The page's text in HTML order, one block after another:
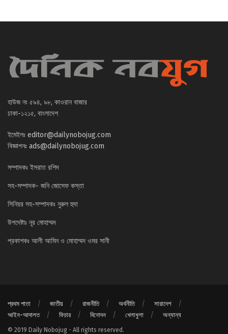
হাউজ নং ৫৯৪, ৯৮, কাওরান বাজার
ঢাকা-১২১৫, বাংলাদেশ
ইমেইলঃ editor@dailynobojug.com
বিজ্ঞাপনঃ ads@dailynobojug.com
সম্পাদকঃ ইসরাত রশিদ
সহ-সম্পাদক- জনি জোসেফ কস্তা
সিনিয়র সহ-সম্পাদকঃ নুরুল হুদা
উপদেষ্টাঃ নূর মোহাম্মদ
প্রকাশকঃ আলী আমিন ও মোহাম্মদ ওমর সানী
প্রথম পাতা জাতীয় রাজনীতি অর্থনীতি
সারাদেশ
আইন-আদালত
ফিচার বিনোদন খেলাধুলা অন্যান্য
© 2019 Daily Nobojug - All rights reserved.